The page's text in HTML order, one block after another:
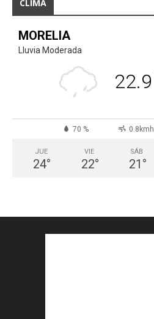
CLIMA
MORELIA
Lluvia Moderada
22.9
70 % 0.8kmh
JUE
24°
VIE
22°
SÁB
21 °